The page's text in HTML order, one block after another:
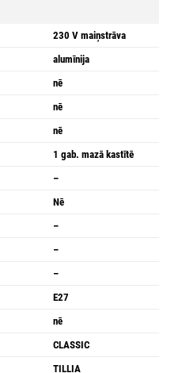
230 V maiņstrāva
alumīnija
nē
nē
nē
1 gab. mazā kastītē
–
Nē
–
–
–
E27
nē
CLASSIC
TILLIA